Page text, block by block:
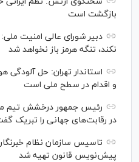
بازگشت است
دبیر شورای عالی امنیت
نکند، تنگه هرمز باز نخواهد شد
استاندار تهران: حل آلودگی
و اقدام در سطح ملی است
رئیس جمهور درخشش تیم
در رقابت‌های جهانی را تبریک
تاسیس سازمان نظام
پیش‌نویس قانون تهیه شد